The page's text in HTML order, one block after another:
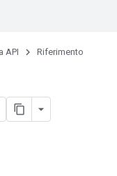
API Riferimento